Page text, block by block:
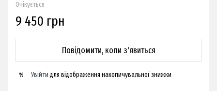
Очікується
9 450 грн
Повідомити, коли з'явиться
% Увійти для відображення накопичувальної знижки